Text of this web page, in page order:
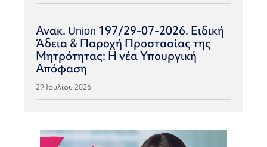
Ανακ. Union 197/29-07-2026. Ειδική
Άδεια & Παροχή Προστασίας της
Μητρότητας: Η νέα Υπουργική
Απόφαση
29 Ιουλίου 2026